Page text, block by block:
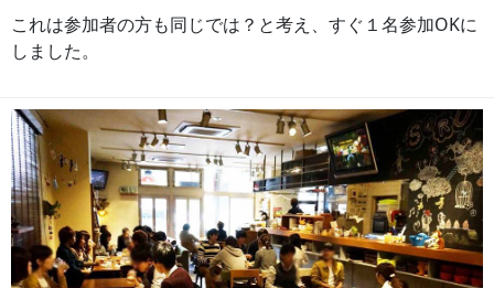
これは参加者の方も同じでは？と考え、すぐ１名参加OKに
しました。